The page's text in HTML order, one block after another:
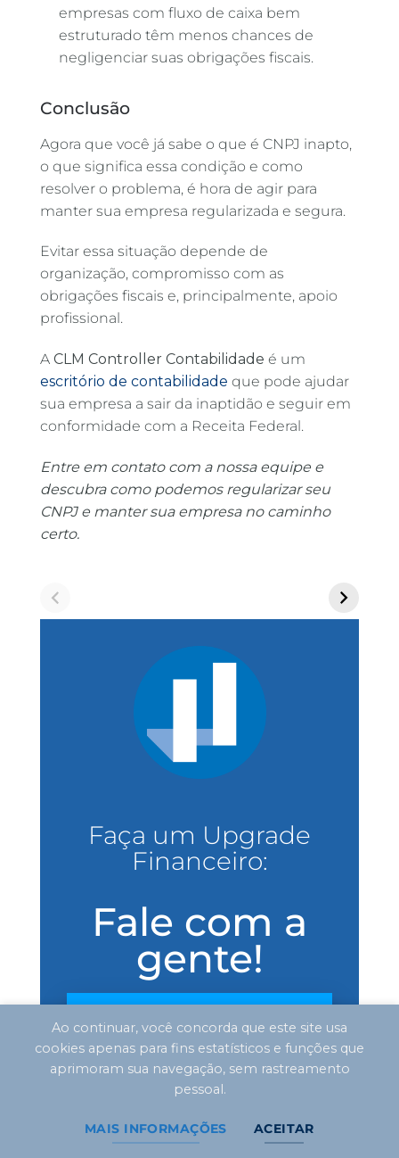
empresas com fluxo de caixa bem
estruturado têm menos chances de
negligenciar suas obrigações fiscais.
Conclusão
Agora que você já sabe o que é CNPJ inapto,
o que significa essa condição e como
resolver o problema, é hora de agir para
manter sua empresa regularizada e segura.
Evitar essa situação depende de
organização, compromisso com as
obrigações fiscais e, principalmente, apoio
profissional.
A CLM Controller Contabilidade é um
escritório de contabilidade que pode ajudar
sua empresa a sair da inaptidão e seguir em
conformidade com a Receita Federal.
Entre em contato com a nossa equipe e
descubra como podemos regularizar seu
CNPJ e manter sua empresa no caminho
certo.
Faça um Upgrade
Financeiro:
Fale com a
gente!
WHATSAPP CHAT
Ao continuar, você concorda que este site usa
cookies apenas para fins estatísticos e funções que
aprimoram sua navegação, sem rastreamento
pessoal.
MAIS INFORMAÇÕES ACEITAR